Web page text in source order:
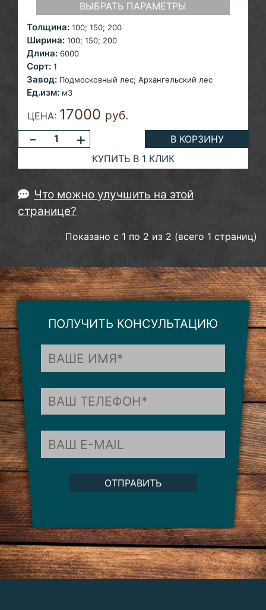
ВЫБРАТЬ ПАРАМЕТРЫ
Толщина: 100; 150; 200
Ширина: 100; 150; 200
Длина: 6000
Сорт: 1
Завод: Подмосковный лес; Архангельский лес
Ед.изм: м3
ЦЕНА: 17000 руб.
- +
В КОРЗИНУ
КУПИТЬ В 1 КЛИК
Что можно улучшить на этой
странице?
Показано с 1 по 2 из 2 (всего 1 страниц)
ПОЛУЧИТЬ КОНСУЛЬТАЦИЮ
ОТПРАВИТЬ